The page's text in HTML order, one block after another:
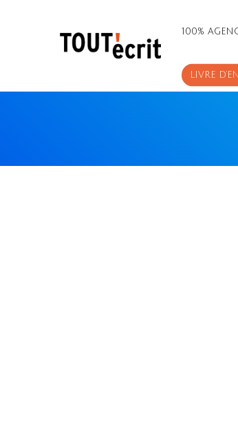
100%
LIVRE